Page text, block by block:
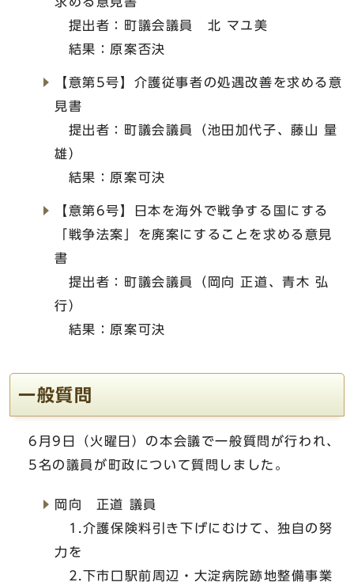
提出者：町議会議員 北 マユ美
結果：原案否決
【意第5号】介護従事者の処遇改善を求める意
見書
提出者：町議会議員（池田加代子、藤山 量
雄）
結果：原案可決
【意第6号】日本を海外で戦争する国にする
「戦争法案」を廃案にすることを求める意見
書
提出者：町議会議員（岡向 正道、青木 弘
行）
結果：原案可決
一般質問
6月9日（火曜日）の本会議で一般質問が行われ、
5名の議員が町政について質問しました。
岡向 正道 議員
1.介護保険料引き下げにむけて、独自の努
力を
2.下市口駅前周辺・大淀病院跡地整備事業